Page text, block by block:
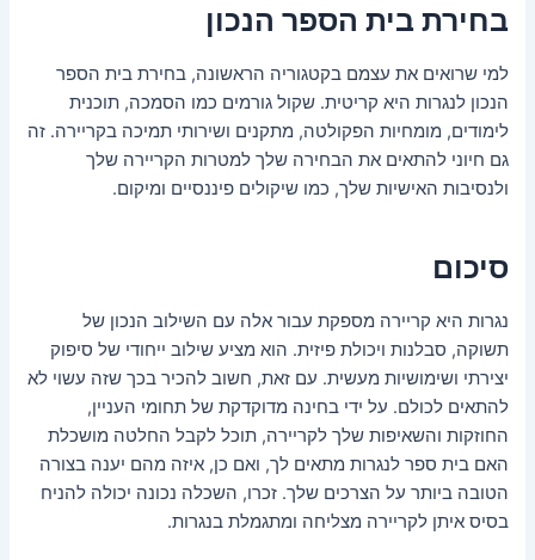
בחירת בית הספר הנכון
למי שרואים את עצמם בקטגוריה הראשונה, בחירת בית הספר
הנכון לנגרות היא קריטית. שקול גורמים כמו הסמכה, תוכנית
לימודים, מומחיות הפקולטה, מתקנים ושירותי תמיכה בקריירה. זה
גם חיוני להתאים את הבחירה שלך למטרות הקריירה שלך
ולנסיבות האישיות שלך, כמו שיקולים פיננסיים ומיקום.
סיכום
נגרות היא קריירה מספקת עבור אלה עם השילוב הנכון של
תשוקה, סבלנות ויכולת פיזית. הוא מציע שילוב ייחודי של סיפוק
יצירתי ושימושיות מעשית. עם זאת, חשוב להכיר בכך שזה עשוי לא
להתאים לכולם. על ידי בחינה מדוקדקת של תחומי העניין,
החוזקות והשאיפות שלך לקריירה, תוכל לקבל החלטה מושכלת
האם בית ספר לנגרות מתאים לך, ואם כן, איזה מהם יענה בצורה
הטובה ביותר על הצרכים שלך. זכרו, השכלה נכונה יכולה להניח
בסיס איתן לקריירה מצליחה ומתגמלת בנגרות.